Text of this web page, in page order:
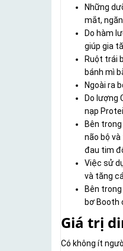
Những
mắt,
Do hàm
giúp gia
Ruột trái
bánh mì
Ngoài ra
Do lượng
nạp
Bên
não bộ
đau tim
Việc sử
và tăng
Bên
bơ Booth
Giá trị
Có không ít